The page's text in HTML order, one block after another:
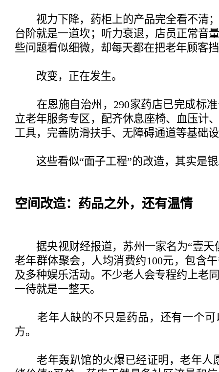
视力下降，药柜上的产品完全看不清；
台阶就是一道坎；听力衰退，店员正常音
些问题看似细微，却每天都在把老年顾客
改变，正在发生。
在恩施自治州，290家药店已完成标准
立老年服务专区，配齐休息座椅、血压计
工具，完善防滑扶手、无障碍通道等基础
这些看似“面子工程”的改造，其实是银
空间改造：药品之外，还有温情
据央视财经报道，苏州一家名为“壹天
老年群体聚会，人均消费约100元，包含
及多种娱乐活动。不少老人会专程约上老
一待就是一整天。
老年人缺的不只是药品，还有一个可
方。
老年轰趴馆的火爆已经证明，老年人